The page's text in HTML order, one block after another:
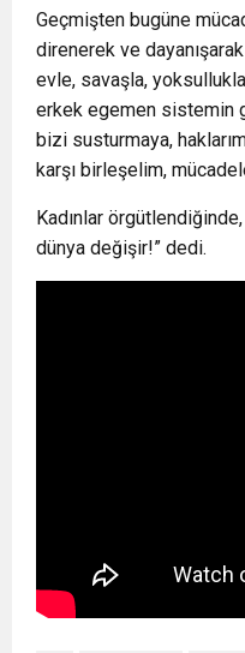
Geçmişten bugüne
direnerek ve
evle, savaşla,
erkek egemen sistemin
bizi susturmaya,
karşı birleşelim,
Kadınlar
dünya değişir!” dedi.